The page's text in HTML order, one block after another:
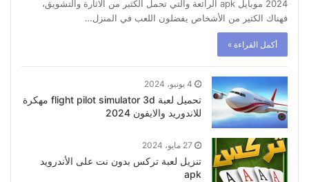
2024 موبايل apk الرائعة والتي تحمل الكثير من الاثارة والتشويق،
فهناك الكثير من الأشخاص يفضلون اللعب في المنزل…
أكمل القراءة »
4 يونيو، 2024
تحميل لعبة flight pilot simulator 3d مهكرة
للاندوريد والايفون 2024
27 مايو، 2024
تنزيل لعبة تركس بدون نت على الأندرويد
apk